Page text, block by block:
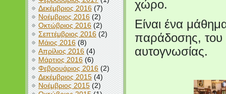
Δεκέμβριος 2016(7)
Νοέμβριος 2016(2)
Οκτώβριος 2016(2)
Σεπτέμβριος 2016(2)
Μάιος 2016(8)
Απρίλιος 2016(4)
Μάρτιος 2016(6)
Φεβρουάριος 2016(2)
Δεκέμβριος 2015(4)
Νοέμβριος 2015(2)
χώρο.
Είναι ένα
παράδοσης, του
αυτογνωσίας.